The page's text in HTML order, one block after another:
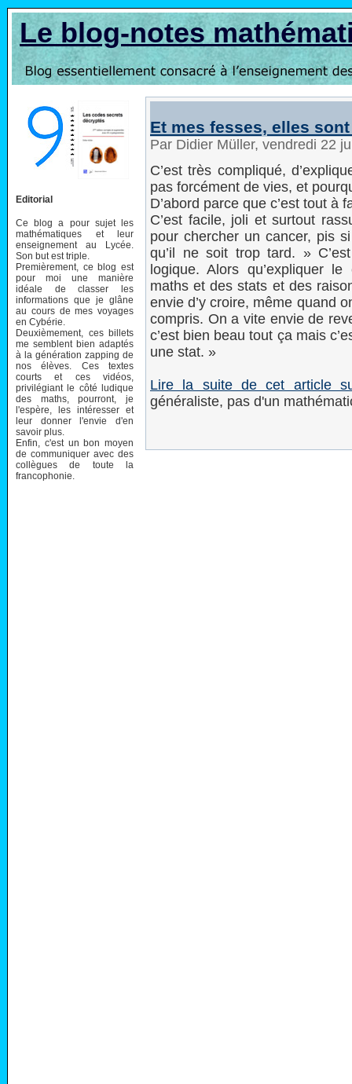
Le blog-notes
Editorial
Ce blog a pour sujet les
mathématiques et leur
enseignement au Lycée.
Son but est triple.
Premièrement, ce blog est
pour moi une manière
idéale de classer les
informations que je glâne
au cours de mes voyages
en Cybérie.
Deuxièmement, ces billets
me semblent bien adaptés
à la génération zapping de
nos élèves. Ces textes
courts et ces vidéos,
privilégiant le côté ludique
des maths, pourront, je
l'espère, les intéresser et
leur donner l'envie d'en
savoir plus.
Enfin, c'est un bon moyen
de communiquer avec des
collègues de toute la
francophonie.
Et mes fesses, elles
Par Didier Müller, vendredi 22
C’est très compliqué,
pas forcément de vies, et
D’abord parce que c’est tout à
C’est facile, joli et surtout
pour chercher un cancer, pis
qu’il ne soit trop tard. »
logique. Alors qu’expliquer
maths et des stats et des
envie d’y croire, même quand
compris. On a vite envie de
c’est bien beau tout ça mais
une stat. »
Lire la suite de cet article
généraliste, pas d'un